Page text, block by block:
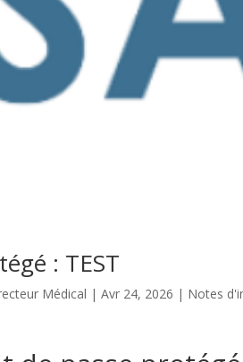
: TEST
Médical |Avr 24, 2026 | Notes